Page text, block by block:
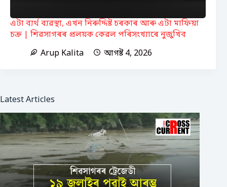
এটা ব্যৰ্থ ব্যৱস্থা, এখন নিৰুদ্দিষ্ট চৰকাৰ আৰু এটা মাফিয়া
চক্ৰ | শিৱসাগৰৰ প্ৰলয়ক কেৱল পৰিসংখ্যাৰে নুজুখিব
Arup Kalita
আগষ্ট 4, 2026
Latest Articles